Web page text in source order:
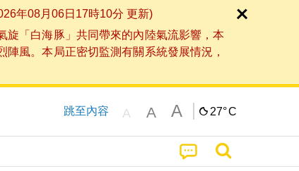
年08月06日17時10分 更新)
旋「白海豚」共同帶來的內陸氣流影響，本
風。本局正密切監測有關系統發展情況，
跳至內容 A A A 27°C